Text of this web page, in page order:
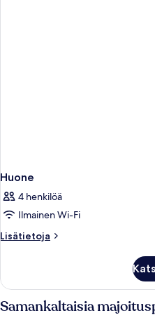
Huone
4 henkilöä
Ilmainen Wi-Fi
Lisätietoja
Lisätietoja
Samankaltaisia